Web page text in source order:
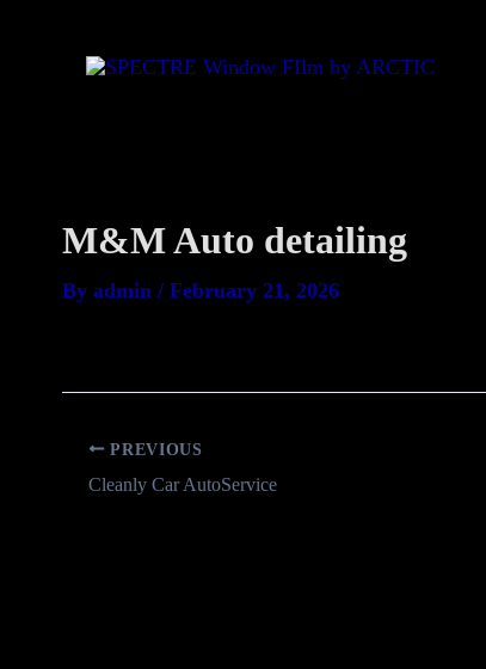
M&M Auto detailing
By admin / February 21, 2026
PREVIOUS
Cleanly Car AutoService